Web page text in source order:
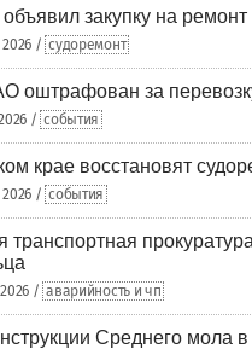
закупку на
2026 / судоремонт
оштрафован за
2026 / события
крае восстановят
2026 / события
транспортная
2026 / аварийность и чп
Среднего мола